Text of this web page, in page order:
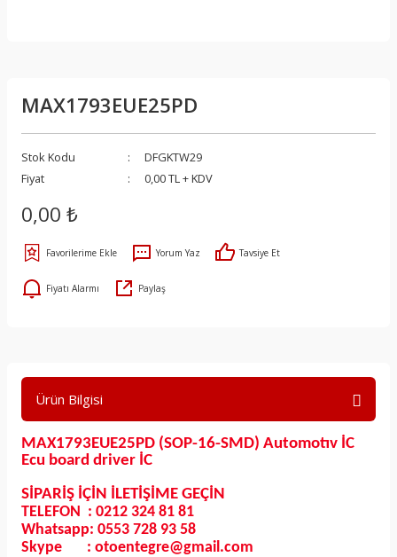
MAX1793EUE25PD
Stok Kodu
DFGKTW29
Fiyat
0,00 TL + KDV
0,00 ₺
Yorum Yaz Tavsiye Et
Fiyatı Alarmı Paylaş
Ürün Bilgisi
MAX1793EUE25PD (SOP-16-SMD) Automotıv İC
Ecu board driver İC
SİPARİŞ İÇİN İLETİŞİME GEÇİN
TELEFON : 0212 324 81 81
Whatsapp: 0553 728 93 58
Skype : otoentegre@gmail.com